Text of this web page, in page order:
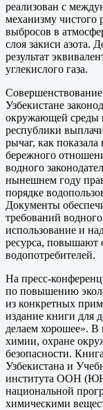
реализован с
механизму чистого
выбросов в
слоя закиси азота.
результат
углекислого газа.
Узбекистане
окружающей среды
республики
рычаг, как
бережного
водного
нынешнем году
порядке
Документы
требований
использование и
ресурса, повышают
водопотребителей.
На пресс-
по повышению
из конкретных
издание книги для
делаем хорошее». В
химии, охране
безопасности.
Узбекистана и
института ООН
национальной
химическими